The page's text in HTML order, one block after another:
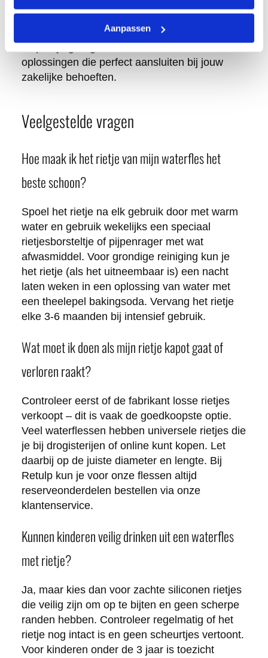
Aanpassen
een sportteam wilt uitrusten of op zoek bent
naar milieuvriendelijke relatiegeschenken – wij
oplossingen die perfect aansluiten bij jouw
zakelijke behoeften.
Veelgestelde vragen
Hoe maak ik het rietje van mijn waterfles het
beste schoon?
Spoel het rietje na elk gebruik door met warm
water en gebruik wekelijks een speciaal
rietjesborsteltje of pijpenrager met wat
afwasmiddel. Voor grondige reiniging kun je
het rietje (als het uitneembaar is) een nacht
laten weken in een oplossing van water met
een theelepel bakingsoda. Vervang het rietje
elke 3-6 maanden bij intensief gebruik.
Wat moet ik doen als mijn rietje kapot gaat of
verloren raakt?
Controleer eerst of de fabrikant losse rietjes
verkoopt – dit is vaak de goedkoopste optie.
Veel waterflessen hebben universele rietjes die
je bij drogisterijen of online kunt kopen. Let
daarbij op de juiste diameter en lengte. Bij
Retulp kun je voor onze flessen altijd
reserveonderdelen bestellen via onze
klantenservice.
Kunnen kinderen veilig drinken uit een waterfles
met rietje?
Ja, maar kies dan voor zachte siliconen rietjes
die veilig zijn om op te bijten en geen scherpe
randen hebben. Controleer regelmatig of het
rietje nog intact is en geen scheurtjes vertoont.
Voor kinderen onder de 3 jaar is toezicht